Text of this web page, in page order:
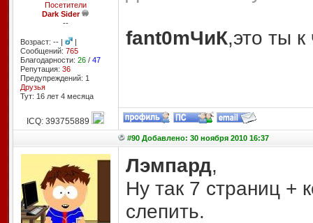
Посетители
Dark Sider
--
Возраст: -- |
|
Сообщений: 765
Благодарности: 26/ 47
Репутация: 36
Предупреждений: 1
Друзья
Тут: 16 лет 4 месяцa
fant0mЧиК,это ты к
ICQ: 393755889
#90 Добавлено: 30 ноября 2010 16:37
Лэмпард,
Ну так 7 страниц +
слепить.